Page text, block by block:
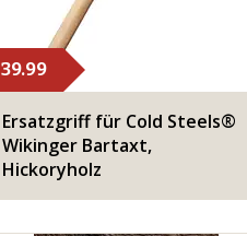
39.99
Ersatzgriff für Cold Steels®
Wikinger Bartaxt,
Hickoryholz